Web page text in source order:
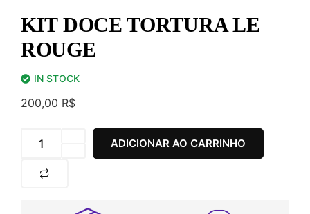
KIT DOCE TORTURA LE
ROUGE
IN STOCK
200,00 R$
ADICIONAR AO CARRINHO